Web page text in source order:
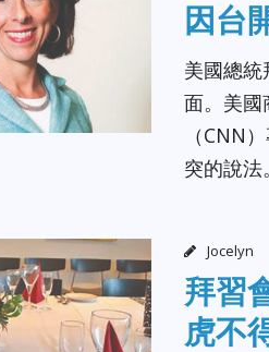
因台
美國總
面。美國
（CNN
突的說法。
Jocelyn
拜習
虎不